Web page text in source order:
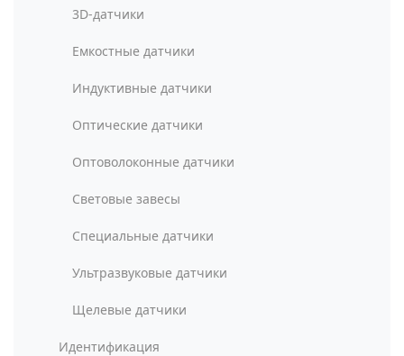
3D-датчики
Емкостные датчики
Индуктивные датчики
Оптические датчики
Оптоволоконные датчики
Световые завесы
Специальные датчики
Ультразвуковые датчики
Щелевые датчики
Идентификация